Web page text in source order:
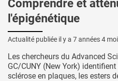
Comprendre et
l'épigénétique
Actualité publiée il y a 7 années 4
Les chercheurs du Advanced
GC/CUNY (New York)
sclérose en plaques, les esters